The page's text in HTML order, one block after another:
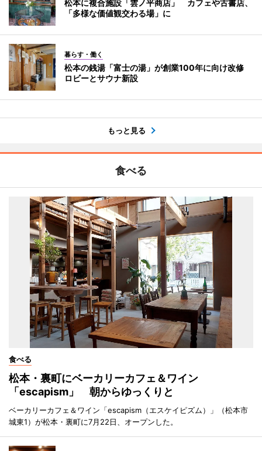
松本に複合施設「雲ノ平商店」 カフェや古書店、
「多様な価値観交わる場」に
暮らす・働く
松本の銭湯「富士の湯」が創業100年に向け改修
ロビーとサウナ新設
もっと見る
食べる
食べる
松本・裏町にベーカリーカフェ＆ワイン
「escapism」 朝からゆっくりと
ベーカリーカフェ＆ワイン「escapism（エスケイピズム）」（松本市
城東1）が松本・裏町に7月22日、オープンした。